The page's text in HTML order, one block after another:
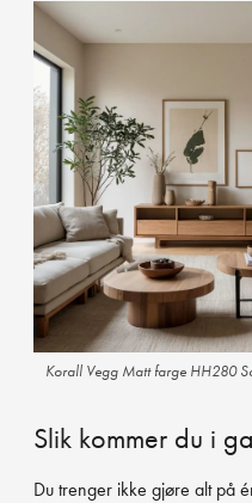
Korall Vegg Matt farge HH280
Slik kommer du i
Du trenger ikke gjøre alt på